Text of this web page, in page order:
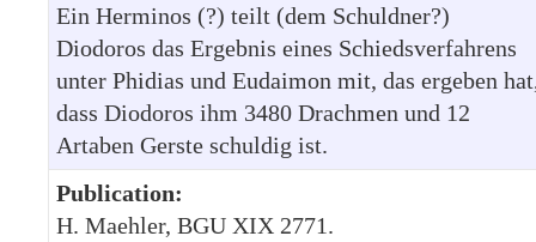
Ein Herminos (?) teilt (dem Schuldner?)
Diodoros das Ergebnis eines Schiedsverfahrens
unter Phidias und Eudaimon mit, das ergeben
dass Diodoros ihm 3480 Drachmen und 12
Artaben Gerste schuldig ist.
Publication:
H. Maehler, BGU XIX 2771.